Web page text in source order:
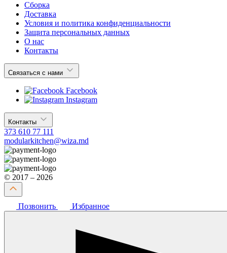
Сборка
Доставка
Условия и политика конфиденциальности
Защита персональных данных
О нас
Контакты
Связаться с нами
Facebook
Instagram
Контакты
373 610 77 111
modularkitchen@wiza.md
© 2017 – 2026
Позвонить Избранное